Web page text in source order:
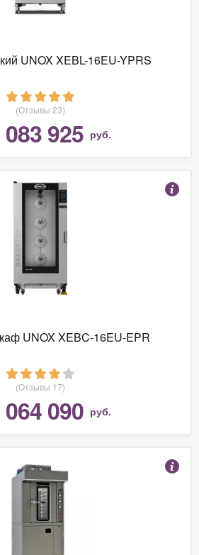
UNOX XEBL-16EU-YPRS
(Отзывы 23)
083 925 руб.
UNOX XEBC-16EU-EPR
(Отзывы 17)
064 090 руб.